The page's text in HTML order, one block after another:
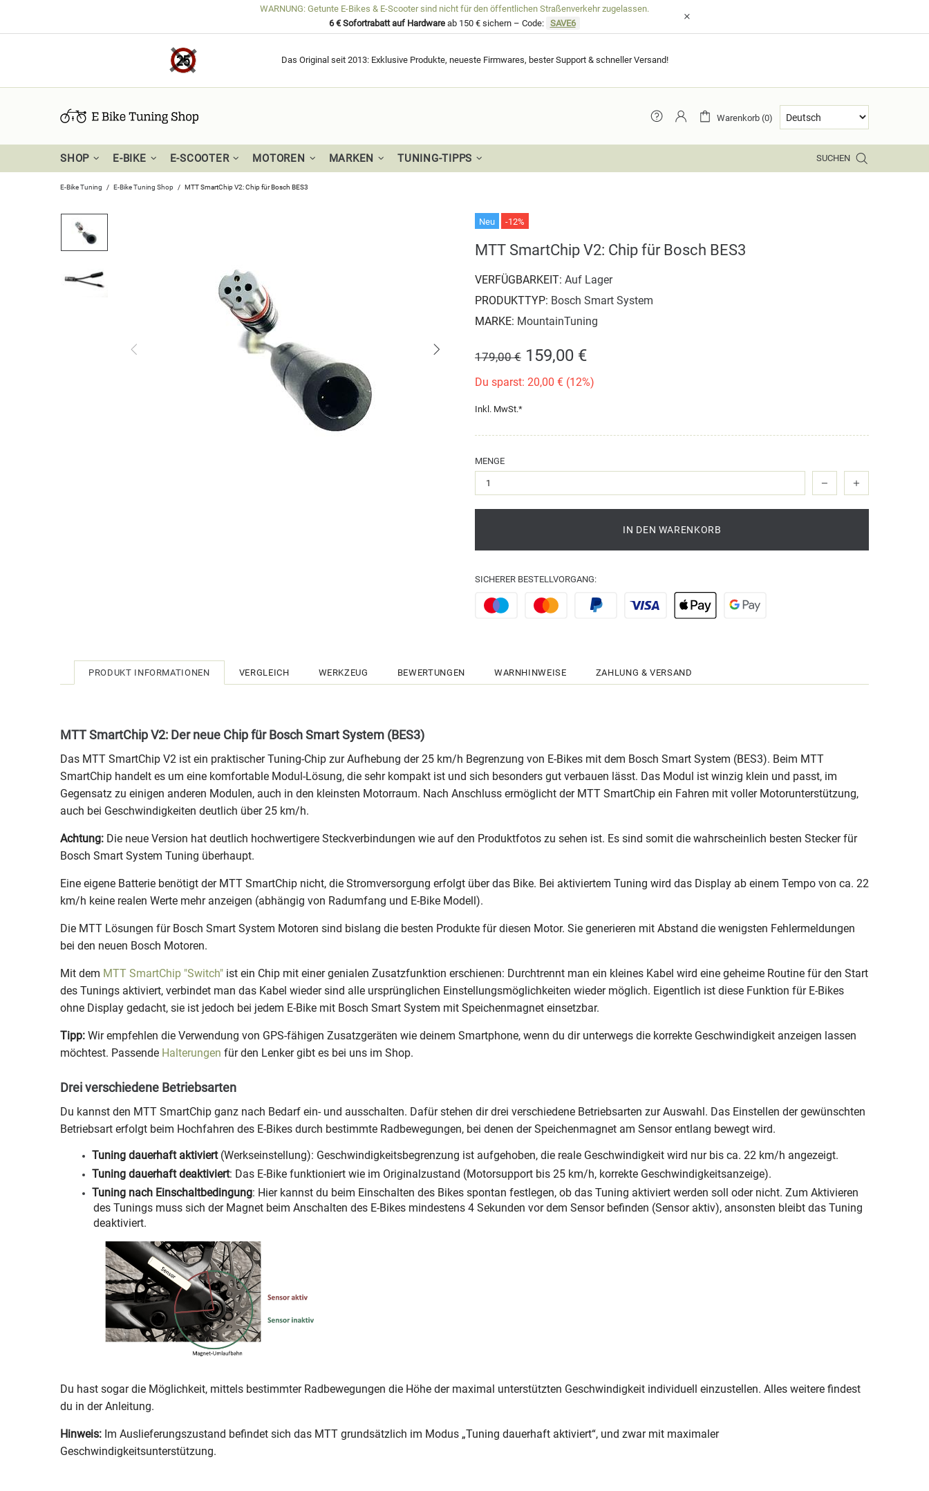
WARNUNG: Getunte E-Bikes & E-Scooter sind nicht für den öffentlichen Straßenverkehr zugelassen.
6 € Sofortrabatt auf Hardwareab 150 € sichern – Code: SAVE6
Das Original seit 2013: Exklusive Produkte, neueste Firmwares, bester Support & schneller Versand!
Warenkorb (0)
SHOP E-BIKE E-SCOOTER MOTOREN MARKEN TUNING-TIPPS SUCHEN
E-Bike Tuning E-Bike Tuning Shop MTT SmartChip V2: Chip für Bosch BES3
Neu -12%
MTT SmartChip V2: Chip für Bosch BES3
VERFÜGBARKEIT: Auf Lager
PRODUKTTYP: Bosch Smart System
MARKE: MountainTuning
179,00 € 159,00 €
Du sparst: 20,00 € (12%)
Inkl. MwSt.*
MENGE
IN DEN WARENKORB
SICHERER BESTELLVORGANG:
PRODUKT INFORMATIONEN VERGLEICH WERKZEUG BEWERTUNGEN WARNHINWEISE ZAHLUNG & VERSAND
MTT SmartChip V2: Der neue Chip für Bosch Smart System (BES3)
Das MTT SmartChip V2 ist ein praktischer Tuning-Chip zur Aufhebung der 25 km/h Begrenzung von E-Bikes mit dem Bosch Smart System (BES3). Beim MTT
SmartChip handelt es um eine komfortable Modul-Lösung, die sehr kompakt ist und sich besonders gut verbauen lässt. Das Modul ist winzig klein und passt, im
Gegensatz zu einigen anderen Modulen, auch in den kleinsten Motorraum. Nach Anschluss ermöglicht der MTT SmartChip ein Fahren mit voller Motorunterstützung,
auch bei Geschwindigkeiten deutlich über 25 km/h.
Achtung: Die neue Version hat deutlich hochwertigere Steckverbindungen wie auf den Produktfotos zu sehen ist. Es sind somit die wahrscheinlich besten Stecker für
Bosch Smart System Tuning überhaupt.
Eine eigene Batterie benötigt der MTT SmartChip nicht, die Stromversorgung erfolgt über das Bike. Bei aktiviertem Tuning wird das Display ab einem Tempo von ca. 22
km/h keine realen Werte mehr anzeigen (abhängig von Radumfang und E-Bike Modell).
Die MTT Lösungen für Bosch Smart System Motoren sind bislang die besten Produkte für diesen Motor. Sie generieren mit Abstand die wenigsten Fehlermeldungen
bei den neuen Bosch Motoren.
Mit dem MTT SmartChip "Switch" ist ein Chip mit einer genialen Zusatzfunktion erschienen: Durchtrennt man ein kleines Kabel wird eine geheime Routine für den Start
des Tunings aktiviert, verbindet man das Kabel wieder sind alle ursprünglichen Einstellungsmöglichkeiten wieder möglich. Eigentlich ist diese Funktion für E-Bikes
ohne Display gedacht, sie ist jedoch bei jedem E-Bike mit Bosch Smart System mit Speichenmagnet einsetzbar.
Tipp: Wir empfehlen die Verwendung von GPS-fähigen Zusatzgeräten wie deinem Smartphone, wenn du dir unterwegs die korrekte Geschwindigkeit anzeigen lassen
möchtest. Passende Halterungen für den Lenker gibt es bei uns im Shop.
Drei verschiedene Betriebsarten
Du kannst den MTT SmartChip ganz nach Bedarf ein- und ausschalten. Dafür stehen dir drei verschiedene Betriebsarten zur Auswahl. Das Einstellen der gewünschten
Betriebsart erfolgt beim Hochfahren des E-Bikes durch bestimmte Radbewegungen, bei denen der Speichenmagnet am Sensor entlang bewegt wird.
Tuning dauerhaft aktiviert(Werkseinstellung): Geschwindigkeitsbegrenzung ist aufgehoben, die reale Geschwindigkeit wird nur bis ca. 22 km/h angezeigt.
Tuning dauerhaft deaktiviert: Das E-Bike funktioniert wie im Originalzustand (Motorsupport bis 25 km/h, korrekte Geschwindigkeitsanzeige).
Tuning nach Einschaltbedingung: Hier kannst du beim Einschalten des Bikes spontan festlegen, ob das Tuning aktiviert werden soll oder nicht. Zum Aktivieren
des Tunings muss sich der Magnet beim Anschalten des E-Bikes mindestens 4 Sekunden vor dem Sensor befinden (Sensor aktiv), ansonsten bleibt das Tuning
deaktiviert.
Du hast sogar die Möglichkeit, mittels bestimmter Radbewegungen die Höhe der maximal unterstützten Geschwindigkeit individuell einzustellen. Alles weitere findest
du in der Anleitung.
Hinweis: Im Auslieferungszustand befindet sich das MTT grundsätzlich im Modus „Tuning dauerhaft aktiviert“, und zwar mit maximaler
Geschwindigkeitsunterstützung.